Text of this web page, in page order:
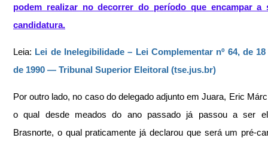
podem realizar no decorrer do período que encampar a
candidatura.
Leia: Lei de Inelegibilidade – Lei Complementar nº 64, de
de 1990 — Tribunal Superior Eleitoral (tse.jus.br)
Por outro lado, no caso do delegado adjunto em Juara, Eric
o qual desde meados do ano passado já passou a ser
Brasnorte, o qual praticamente já declarou que será um pré-